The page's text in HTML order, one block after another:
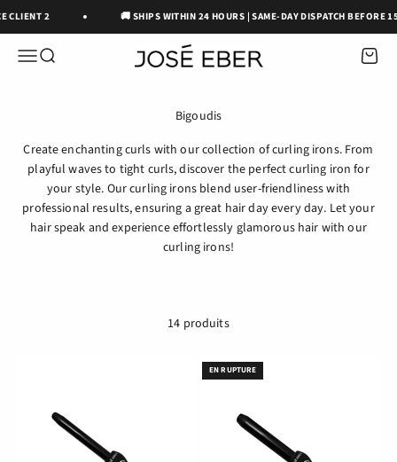
Passer au contenu
CLIENT 2 🚚 SHIPS WITHIN 24 HOURS | SAME-DAY DISPATCH BEFORE
OUVRIR LA NAVIGATION
Ouvrir la rechercheJosé Eber Beauty Voir
Create enchanting curls with our collection of curling irons. From
playful waves to tight curls, discover the perfect curling iron for
your style. Our curling irons blend user-friendliness with
professional results, ensuring a great hair day every day. Let your
hair speak and experience effortlessly glamorous hair with our
curling irons!
14 produits
EN RUPTURE